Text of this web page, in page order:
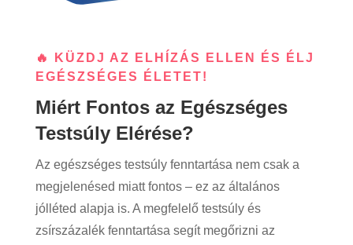
🔥 KÜZDJ AZ ELHÍZÁS ELLEN ÉS ÉLJ
EGÉSZSÉGES ÉLETET!
Miért Fontos az Egészséges
Testsúly Elérése?
Az egészséges testsúly fenntartása nem csak a
megjelenésed miatt fontos – ez az általános
jólléted alapja is. A megfelelő testsúly és
zsírszázalék fenntartása segít megőrizni az